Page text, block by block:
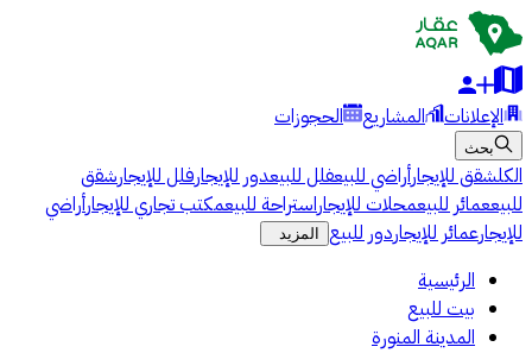
الإعلانات المشاريع الحجوزات
بحث
الكلشقق للإيجارأراضي للبيعفلل للبيعدور للإيجارفلل للإيجارشقق
للبيععمائر للبيعمحلات للإيجاراستراحة للبيعمكتب تجاري للإيجارأراضي
للإيجارعمائر للإيجاردور للبيع المزيد
الرئيسية
بيت للبيع
المدينة المنورة